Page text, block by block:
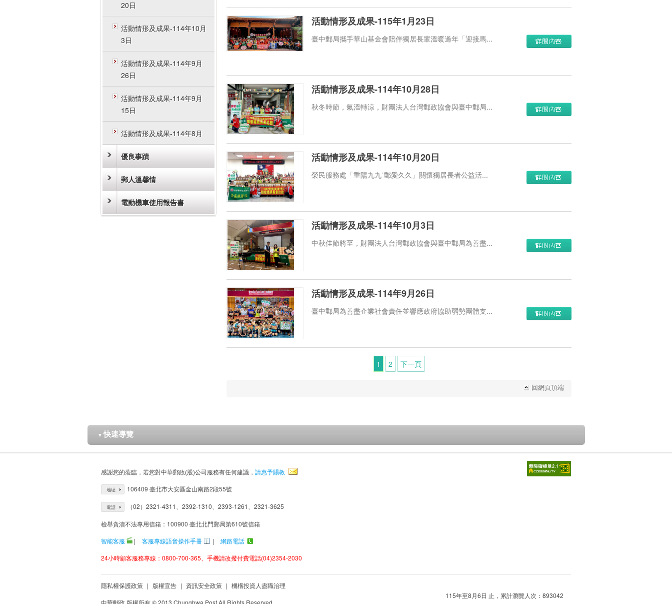
20日
活動情形及成果-114年10月
3日
活動情形及成果-114年9月
26日
活動情形及成果-114年9月
15日
活動情形及成果-114年8月
優良事蹟
郵人溫馨情
電動機車使用報告書
活動情形及成果-115年1月23日
臺中郵局攜手華山基金會陪伴獨居長輩溫暖過年「迎接馬...
活動情形及成果-114年10月28日
秋冬時節，氣溫轉涼，財團法人台灣郵政協會與臺中郵局...
活動情形及成果-114年10月20日
榮民服務處「重陽九九˙郵愛久久」關懷獨居長者公益活...
活動情形及成果-114年10月3日
中秋佳節將至，財團法人台灣郵政協會與臺中郵局為善盡...
活動情形及成果-114年9月26日
臺中郵局為善盡企業社會責任並響應政府協助弱勢團體支...
1 2 下一頁
回網頁頂端
▼ 快速導覽
感謝您的蒞臨，若您對中華郵政(股)公司服務有任何建議， 請惠予賜教
地址 106409 臺北市大安區金山南路2段55號
電話 （02）2321-4311、2392-1310、2393-1261、2321-3625
檢舉貪瀆不法專用信箱：100900 臺北北門郵局第610號信箱
智能客服
| 客服專線語音操作手冊 |
網路電話
24小時顧客服務專線：0800-700-365、手機請改撥付費電話(04)2354-2030
隱私權保護政策 | 版權宣告 | 資訊安全政策 | 機構投資人盡職治理
中華郵政 版權所有 © 2013 Chunghwa Post All Rights Reserved.
115年至8月6日 止，累計瀏覽人次：893042